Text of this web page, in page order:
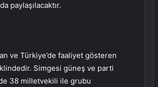
paylaşılacaktır.
ve Türkiye’de faaliyet gösteren
Simgesi güneş ve parti
38 milletvekili ile grubu